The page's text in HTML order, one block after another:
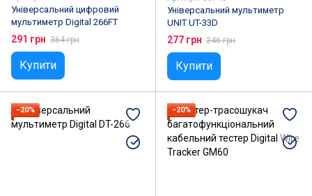
Універсальний цифровий
мультиметр Digital 266FT
291 грн 364 грн
Купити
Універсальний мультиметр
UNIT UT-33D
277 грн 346 грн
Купити
−20% −20%